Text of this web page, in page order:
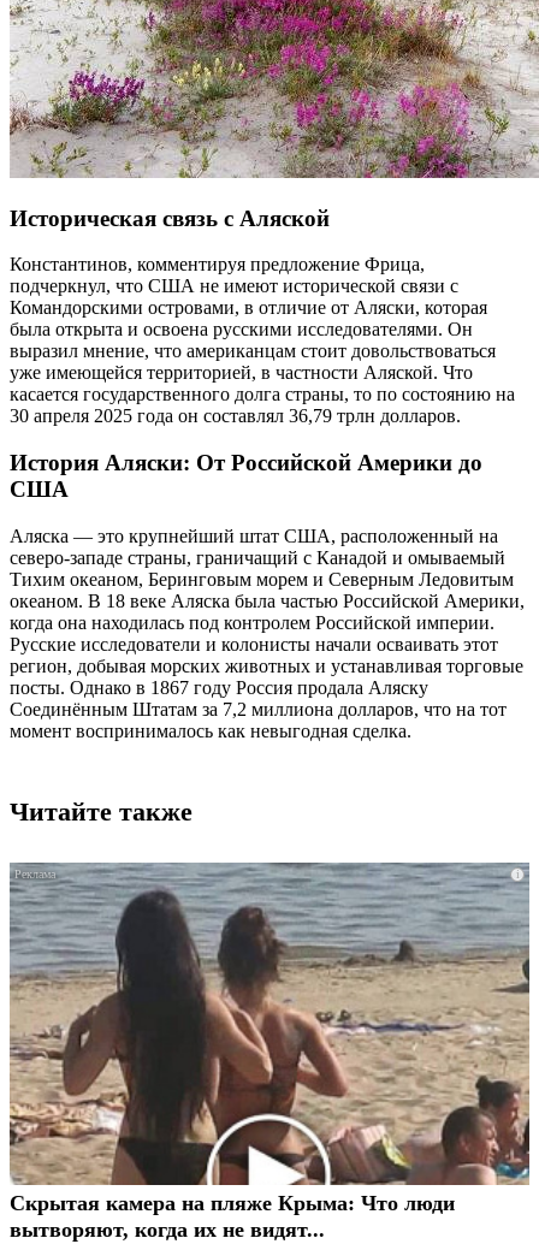
Историческая связь с Аляской
Константинов, комментируя предложение Фрица,
подчеркнул, что США не имеют исторической связи с
Командорскими островами, в отличие от Аляски, которая
была открыта и освоена русскими исследователями. Он
выразил мнение, что американцам стоит довольствоваться
уже имеющейся территорией, в частности Аляской. Что
касается государственного долга страны, то по состоянию на
30 апреля 2025 года он составлял 36,79 трлн долларов.
История Аляски: От Российской Америки до
США
Аляска — это крупнейший штат США, расположенный на
северо-западе страны, граничащий с Канадой и омываемый
Тихим океаном, Беринговым морем и Северным Ледовитым
океаном. В 18 веке Аляска была частью Российской Америки,
когда она находилась под контролем Российской империи.
Русские исследователи и колонисты начали осваивать этот
регион, добывая морских животных и устанавливая торговые
посты. Однако в 1867 году Россия продала Аляску
Соединённым Штатам за 7,2 миллиона долларов, что на тот
момент воспринималось как невыгодная сделка.
Читайте также
i
Скрытая камера на пляже Крыма: Что люди
вытворяют, когда их не видят...